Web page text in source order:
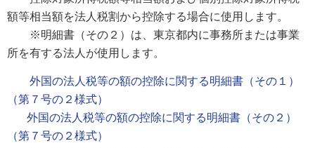
額等相当額を法人税割から控除する場合に使用します。
※明細書（その２）は、東京都内に事務所または事業
所を有する法人が使用します。
外国の法人税等の額の控除に関する明細書（その１）
（第７号の２様式）
外国の法人税等の額の控除に関する明細書（その２）
（第７号の２様式）